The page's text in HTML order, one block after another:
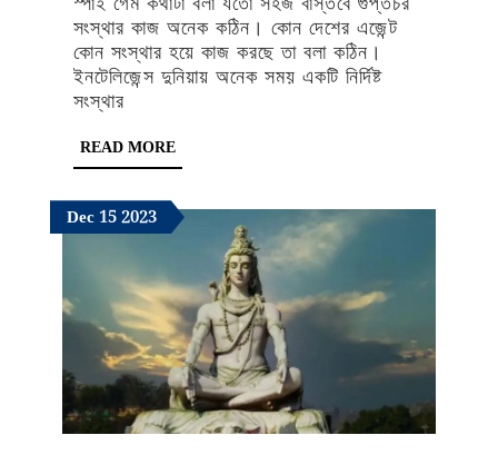
তলোয়ার!
জেমস
বন্ডও
পাঁচটি
দেশের
গুপ্তচর
সংস্থার
সংস্থার কাজ অনেক কঠিন। কোন দেশের এজেন্ট
কোন সংস্থার হয়ে কাজ করছে তা বলা কঠিন।
ইনটেলিজেন্স দুনিয়ায় অনেক সময় একটি নির্দিষ্ট
সংস্থার
READ MOREREAD
MORE
DecDecember
15,
2023
15December
15,
2023
2023December
15,
2023